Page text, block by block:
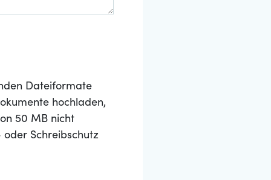
Dateiformate
hochladen,
50 MB nicht
Schreibschutz